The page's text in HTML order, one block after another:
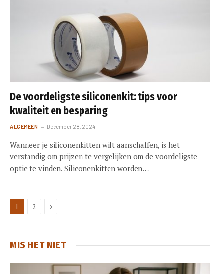
De voordeligste siliconenkit: tips voor
kwaliteit en besparing
ALGEMEEN December 28, 2024
Wanneer je siliconenkitten wilt aanschaffen, is het
verstandig om prijzen te vergelijken om de voordeligste
optie te vinden. Siliconenkitten worden…
1 2 Next
MIS HET NIET